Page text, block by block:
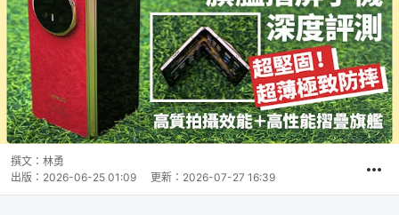
撰文： 林勇
出版： 2026-06-25 01:09 更新： 2026-07-27 16:39